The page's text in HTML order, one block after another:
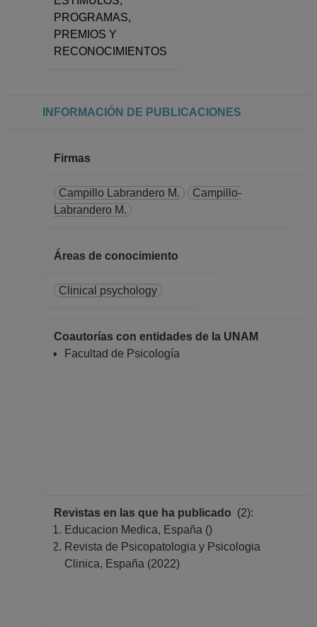
hasta 31-05-2013
PROGRAMAS,
PREMIOS Y
RECONOCIMIENTOS
INFORMACIÓN DE PUBLICACIONES
Firmas
Campillo Labrandero M.
Campillo-
Labrandero M.
Áreas de conocimiento
Clinical psychology
Coautorías con entidades de la UNAM
Facultad de Psicología
Revistas en las que ha publicado (2):
Educacion Medica, España ()
Revista de Psicopatologia y Psicologia
Clinica, España (2022)